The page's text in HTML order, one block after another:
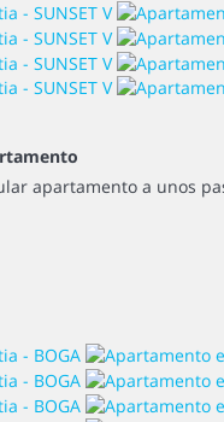
apartamento a unos